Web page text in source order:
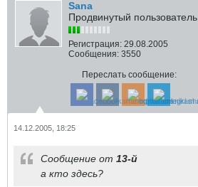
Sana
Продвинутый пользователь
Регистрация: 29.08.2005
Сообщения: 3550
Переслать сообщение:
14.12.2005, 18:25
Сообщение от 13-й
а кто здесь?